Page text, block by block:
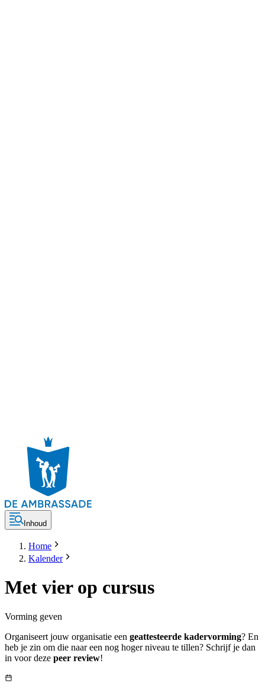
Inhoud
Home
Kalender
Met vier op cursus
Vorming geven
Organiseert jouw organisatie een geattesteerde kadervorming? En
heb je zin om die naar een nog hoger niveau te tillen? Schrijf je dan
in voor deze peer review!